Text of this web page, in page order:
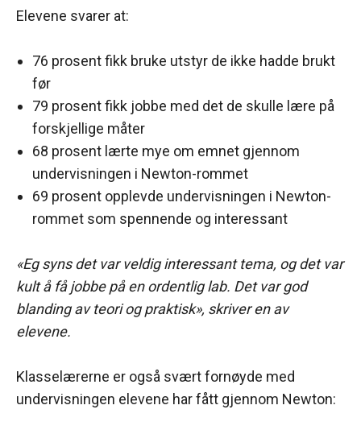
Elevene svarer at:
76 prosent fikk bruke utstyr de ikke hadde brukt
før
79 prosent fikk jobbe med det de skulle lære på
forskjellige måter
68 prosent lærte mye om emnet gjennom
undervisningen i Newton-rommet
69 prosent opplevde undervisningen i Newton-
rommet som spennende og interessant
«Eg syns det var veldig interessant tema, og det var
kult å få jobbe på en ordentlig lab. Det var god
blanding av teori og praktisk», skriver en av
elevene.
Klasselærerne er også svært fornøyde med
undervisningen elevene har fått gjennom Newton: